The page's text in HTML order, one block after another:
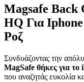
Magsafe
HQ Για
Ροζ
Συνδυάζοντας την
MagSafe θήκες για το
που αναζητάς ευκολία